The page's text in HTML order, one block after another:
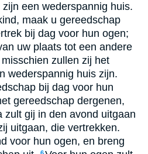
een wederspannig huis.
maak u gereedschap
bij dag voor hun ogen;
uw plaats tot een andere
zullen zij het
wederspannig huis zijn.
bij dag voor hun
gereedschap dergenen,
zult gij in den avond uitgaan
uitgaan, die vertrekken.
voor hun ogen, en breng